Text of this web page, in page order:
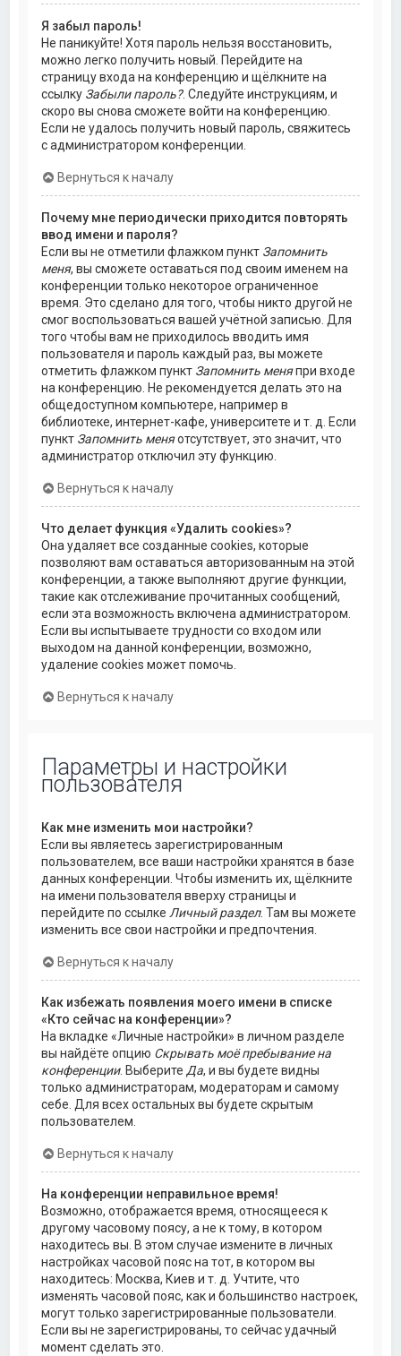
Я забыл пароль!
Не паникуйте! Хотя пароль нельзя восстановить,
можно легко получить новый. Перейдите на
страницу входа на конференцию и щёлкните на
ссылку Забыли пароль?. Следуйте инструкциям, и
скоро вы снова сможете войти на конференцию.
Если не удалось получить новый пароль, свяжитесь
с администратором конференции.
Вернуться к началу
Почему мне периодически приходится повторять
ввод имени и пароля?
Если вы не отметили флажком пункт Запомнить
меня, вы сможете оставаться под своим именем на
конференции только некоторое ограниченное
время. Это сделано для того, чтобы никто другой не
смог воспользоваться вашей учётной записью. Для
того чтобы вам не приходилось вводить имя
пользователя и пароль каждый раз, вы можете
отметить флажком пункт Запомнить меняпри входе
на конференцию. Не рекомендуется делать это на
общедоступном компьютере, например в
библиотеке, интернет-кафе, университете и т. д. Если
пункт Запомнить меняотсутствует, это значит, что
администратор отключил эту функцию.
Вернуться к началу
Что делает функция «Удалить cookies»?
Она удаляет все созданные cookies, которые
позволяют вам оставаться авторизованным на этой
конференции, а также выполняют другие функции,
такие как отслеживание прочитанных сообщений,
если эта возможность включена администратором.
Если вы испытываете трудности со входом или
выходом на данной конференции, возможно,
удаление cookies может помочь.
Вернуться к началу
Параметры и настройки
пользователя
Как мне изменить мои настройки?
Если вы являетесь зарегистрированным
пользователем, все ваши настройки хранятся в базе
данных конференции. Чтобы изменить их, щёлкните
на имени пользователя вверху страницы и
перейдите по ссылке Личный раздел. Там вы можете
изменить все свои настройки и предпочтения.
Вернуться к началу
Как избежать появления моего имени в списке
«Кто сейчас на конференции»?
На вкладке «Личные настройки» в личном разделе
вы найдёте опцию Скрывать моё пребывание на
конференции. Выберите Да, и вы будете видны
только администраторам, модераторам и самому
себе. Для всех остальных вы будете скрытым
пользователем.
Вернуться к началу
На конференции неправильное время!
Возможно, отображается время, относящееся к
другому часовому поясу, а не к тому, в котором
находитесь вы. В этом случае измените в личных
настройках часовой пояс на тот, в котором вы
находитесь: Москва, Киев и т. д. Учтите, что
изменять часовой пояс, как и большинство настроек,
могут только зарегистрированные пользователи.
Если вы не зарегистрированы, то сейчас удачный
момент сделать это.